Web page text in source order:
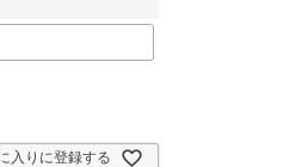
入りに登録する